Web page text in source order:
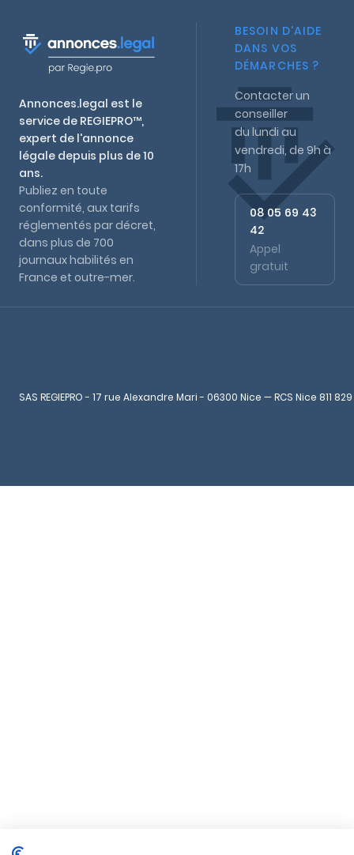
Annonces.legal est le
service de REGIEPRO™,
expert de l'annonce
légale depuis plus de 10
ans.
Publiez en toute
conformité, aux tarifs
réglementés par décret,
dans plus de 700
journaux habilités en
France et outre-mer.
BESOIN D'AIDE
DANS VOS
DÉMARCHES ?
Contacter un
conseiller
du lundi au
vendredi, de 9h à
17h
08 05 69 43
42
Appel
gratuit
SAS REGIEPRO - 17 rue Alexandre Mari - 06300 Nice — RCS Nice 811